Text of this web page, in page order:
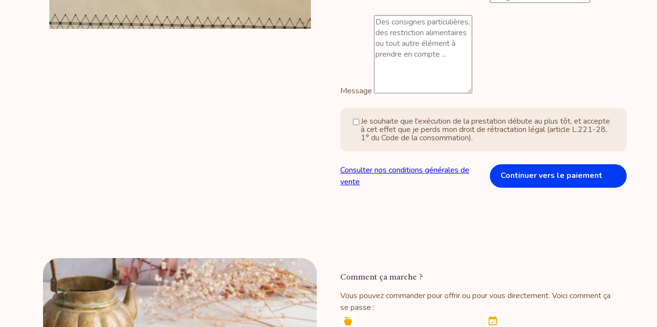
Message
Je souhaite que l'exécution de la prestation débute au plus tôt, et accepte
à cet effet que je perds mon droit de rétractation légal (article L.221-28,
1° du Code de la consommation).
Consulter nos conditions générales de
vente
Continuer vers le paiement
Comment ça marche ?
Vous pouvez commander pour offrir ou pour vous directement. Voici comment ça
se passe :